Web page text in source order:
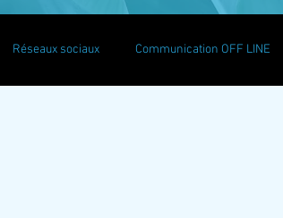
Réseaux sociaux Communication OFF LINE